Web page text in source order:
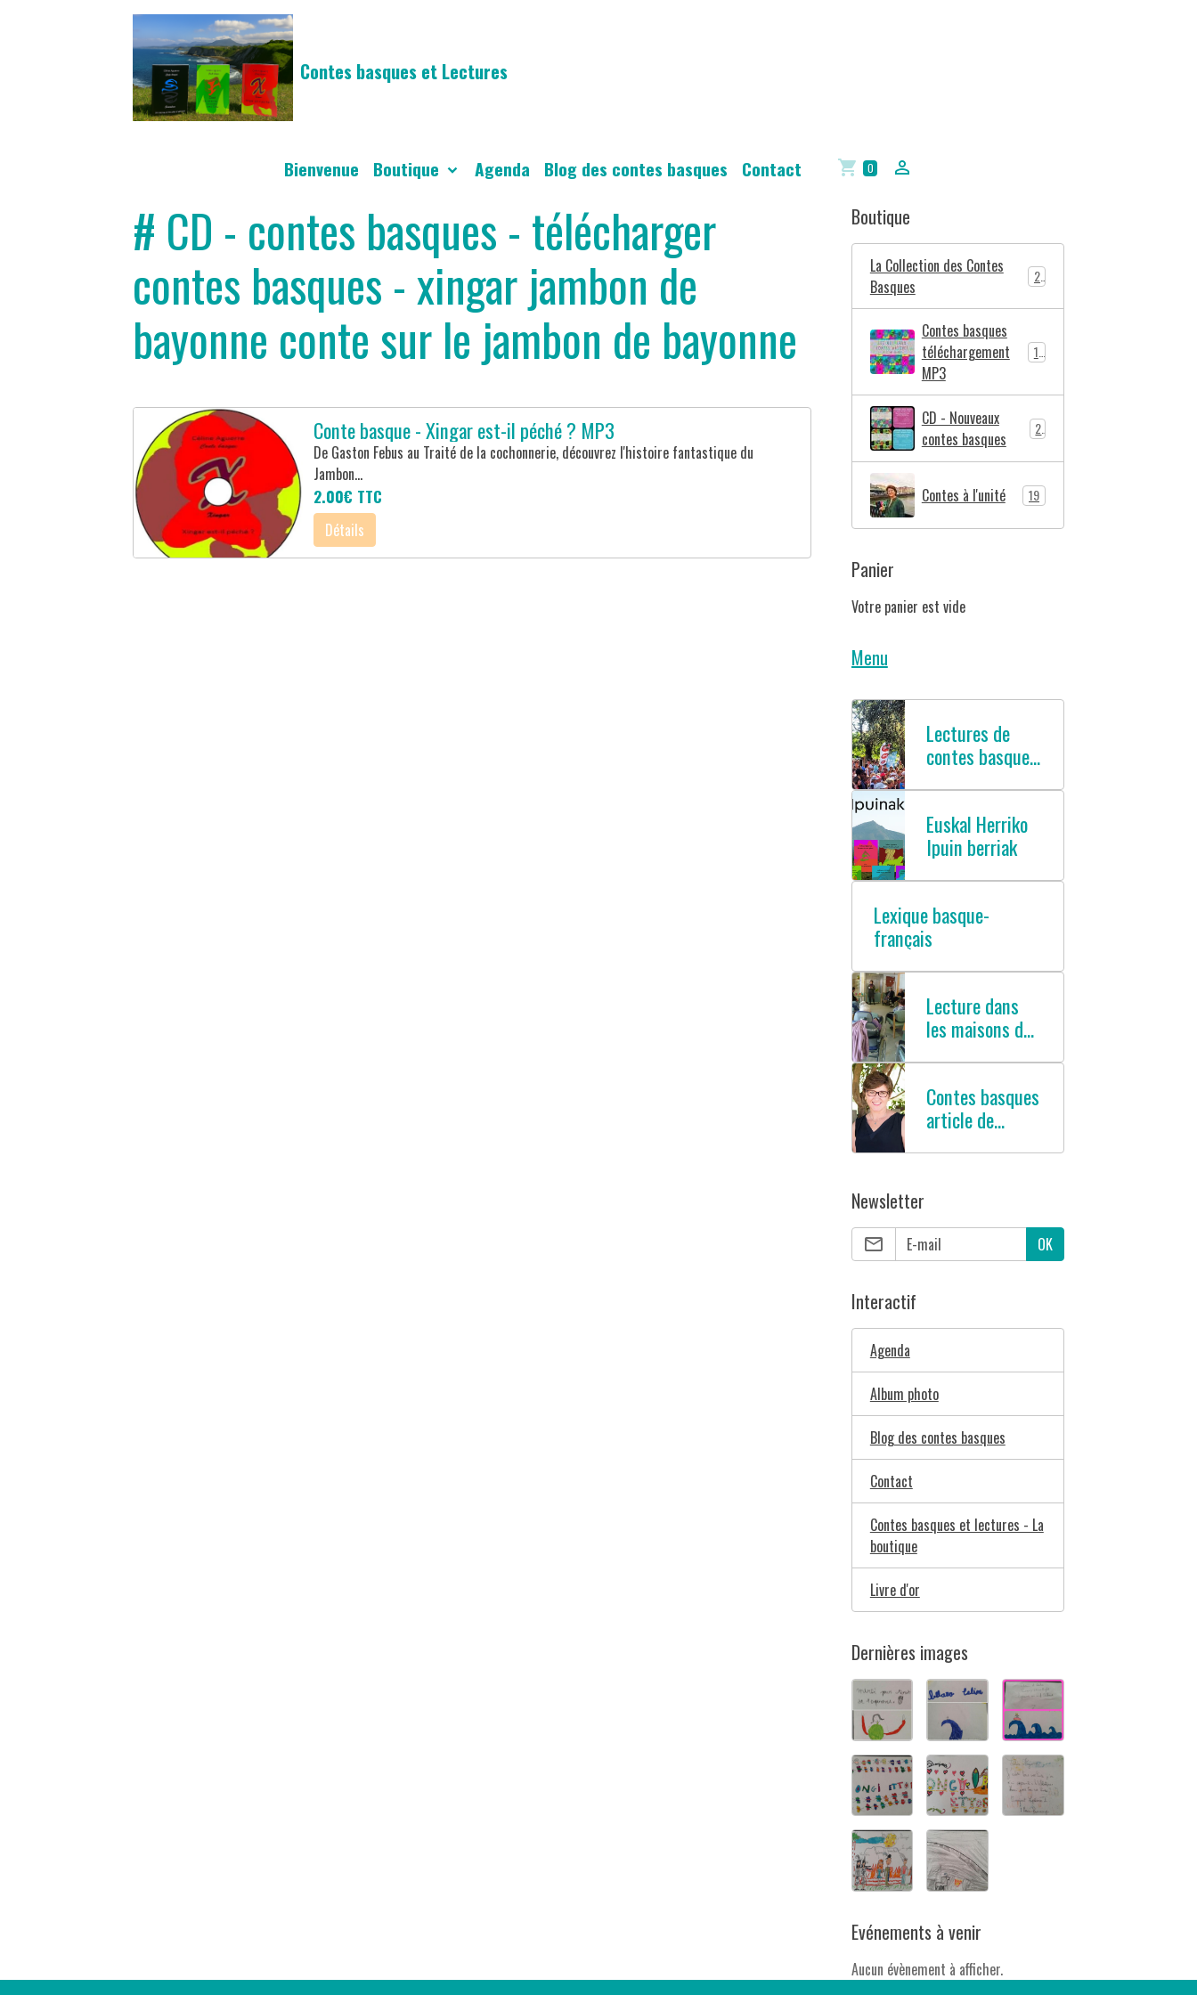
Contes basques et Lectures
Bienvenue Boutique Agenda Blog des contes basques Contact 0
# CD - contes basques - télécharger
contes basques - xingar jambon de
bayonne conte sur le jambon de bayonne
Conte basque - Xingar est-il péché ? MP3
De Gaston Febus au Traité de la cochonnerie, découvrez l'histoire fantastique du
Jambon...
2.00€ TTC
Détails
Boutique
La Collection des Contes
Basques
2
Contes basques
téléchargement
MP3
CD - Nouveaux
contes basques
Contes à l'unité 19
Panier
Votre panier est vide
Menu
Lectures de
contes basques
Euskal Herriko
Ipuin berriak
Lexique basque-
français
Lecture dans
les maisons de
Contes basques
article de
Newsletter
OK
Interactif
Agenda
Album photo
Blog des contes basques
Contact
Contes basques et lectures - La
boutique
Livre d'or
Dernières images
Evénements à venir
Aucun évènement à afficher.